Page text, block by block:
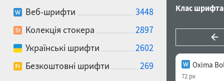
Веб-шрифти
3448
Колекція стокера
2897
Українські шрифти
2602
Безкоштовні шрифти
269
Клас
Oxima
72 px